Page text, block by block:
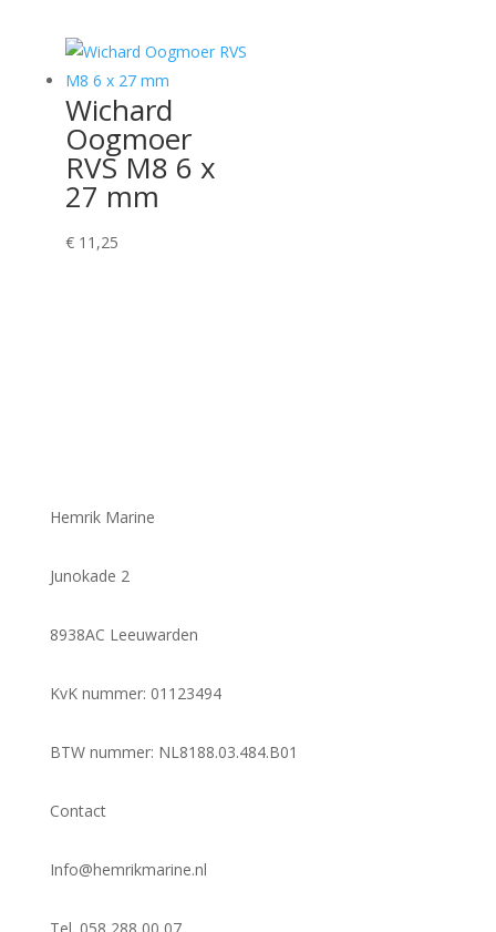
Wichard
Oogmoer
RVS M8 6 x
27 mm
€11,25
Hemrik Marine
Junokade 2
8938AC Leeuwarden
KvK nummer: 01123494
BTW nummer: NL8188.03.484.B01
Contact
Info@hemrikmarine.nl
Tel. 058 288 00 07